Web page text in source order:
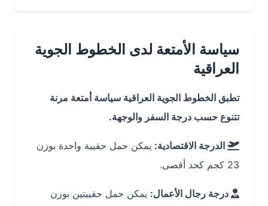
سياسة الأمتعة لدى الخطوط الجوية
العراقية
تطبق الخطوط الجوية العراقية سياسة أمتعة مرنة
تتنوع حسب درجة السفر والوجهة.
الدرجة الاقتصادية:يمكن حمل حقيبة واحدة بوزن
درجة رجال الأعمال:يمكن حمل حقيبتين بوزن